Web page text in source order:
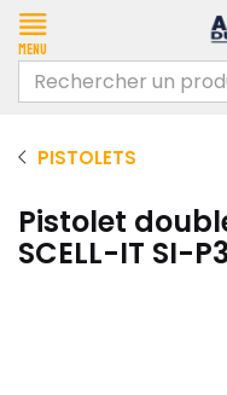
Menu
PISTOLETS
Pistolet
SCELL-IT SI-